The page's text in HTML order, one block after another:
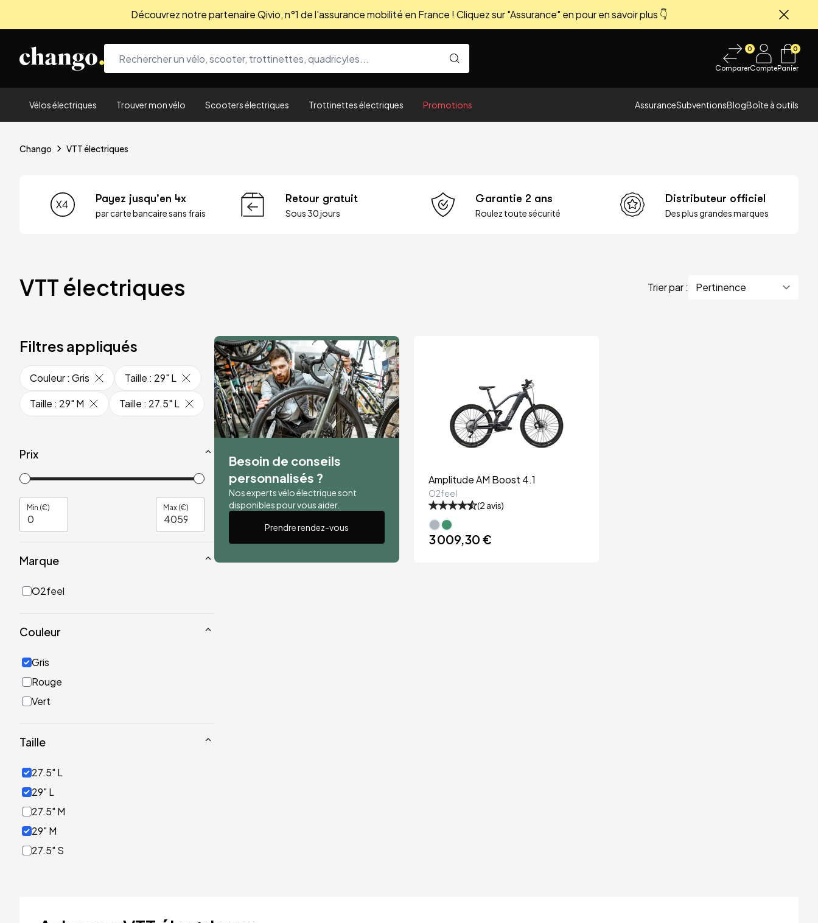
Découvrez notre partenaire Qivio, n°1 de l'assurance mobilité en France ! Cliquez sur "Assurance" en pour en savoir plus 👇
0
ComparerCompte
0
Panier
Vélos électriques Trouver mon vélo Scooters électriques Trottinettes électriques Promotions AssuranceSubventionsBlogBoîte à outils
Chango VTT électriques
Payez jusqu'en 4x
par carte bancaire sans frais
Retour gratuit
Sous 30 jours
Garantie 2 ans
Roulez toute sécurité
Distributeur officiel
Des plus grandes marques
VTT électriques Trier par :
Filtres appliqués
Couleur: Gris Taille : 29" L
Taille : 29" M Taille : 27.5" L
Prix
Min (€) Max (€)
Marque
O2feel
Couleur
Gris
Rouge
Vert
Taille
27.5" L
29" L
27.5" M
29" M
27.5" S
Besoin de conseils
personnalisés ?
Nos experts vélo électrique sont
disponibles pour vous aider.
Prendre rendez-vous
Amplitude AM Boost 4.1
O2feel
(2 avis)
3 009,30 €